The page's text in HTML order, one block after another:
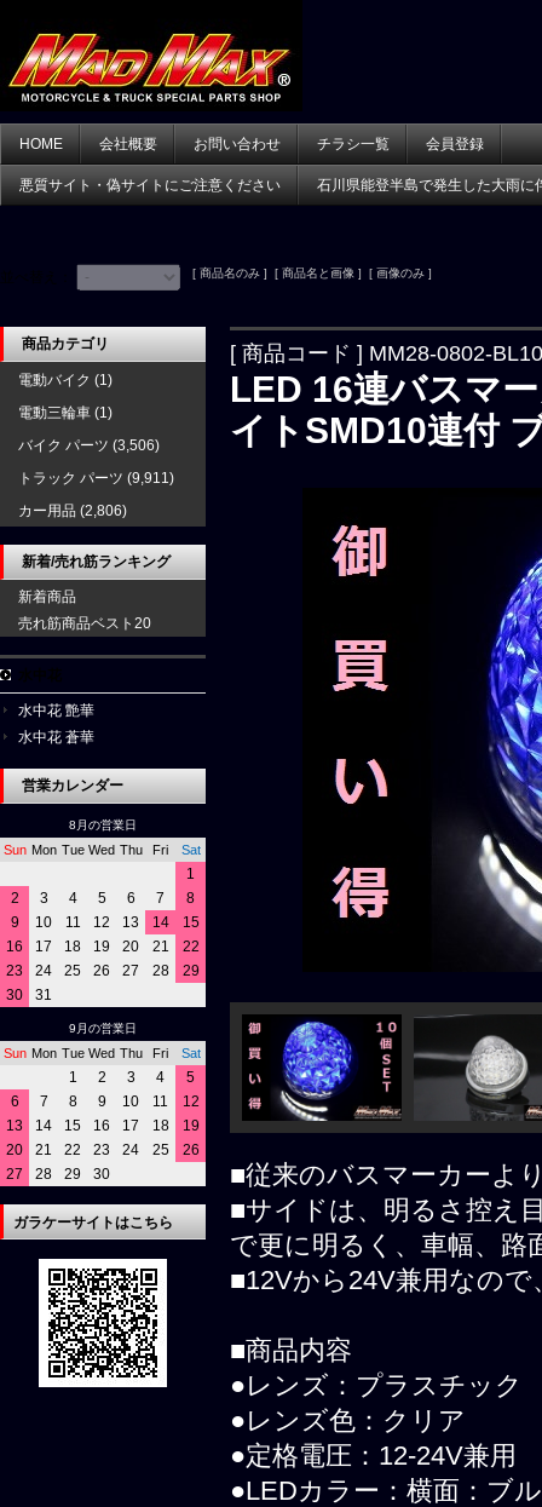
HOME 会社概要 お問い合わせ チラシ一覧 会員登録
悪質サイト・偽サイトにご注意ください 石川県能登半島で発生した大雨に
[ 商品名のみ ] [ 商品名と画像 ] [ 画像のみ ]
[ 商品コード ] MM28-0802-BL10
LED 16連バスマ
イトSMD10連付
■従来のバスマーカーよ
■サイドは、明るさ控え
で更に明るく、車幅、
■12Vから24V兼用なの
■商品内容
●レンズ：プラスチック
●レンズ色：クリア
●定格電圧：12-24V兼用
●LEDカラー：横面：ブ
商品カテゴリ
電動バイク (1)
電動三輪車 (1)
バイク パーツ (3,506)
トラック パーツ (9,911)
カー用品 (2,806)
新着/売れ筋ランキング
新着商品
売れ筋商品ベスト20
水中花 艶華
水中花 蒼華
営業カレンダー
8月の営業日
Sun Mon Tue Wed Thu Fri Sat
1
2
3 4 5 6 7
8
9
10 11 12 13 14
15
16
17 18 19 20 21
22
23
24 25 26 27 28
29
30
31
9月の営業日
Sun Mon Tue Wed Thu Fri Sat
1 2 3 4
5
6
7 8 9 10 11
12
13
14 15 16 17 18
19
20
21 22 23 24 25
26
27
28 29 30
ガラケーサイトはこちら